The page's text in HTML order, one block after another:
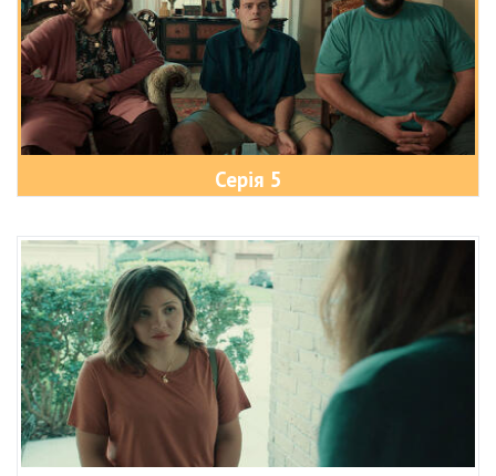
Серія 5